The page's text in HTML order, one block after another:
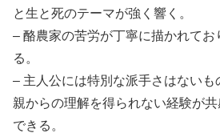
と生と死のテーマが強く響く。
– 酪農家の苦労が丁寧に描かれてお
る。
– 主人公には特別な派手さはない
親からの理解を得られない経験が
できる。